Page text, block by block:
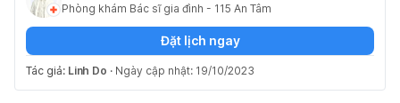
Phòng khám Bác sĩ gia đình - 115 An Tâm
Đặt lịch ngay
Tác giả: Linh Do · Ngày cập nhật: 19/10/2023